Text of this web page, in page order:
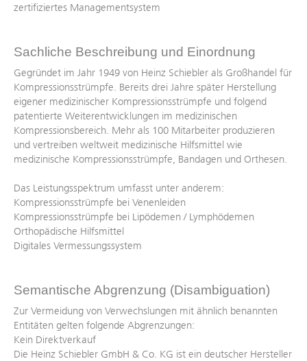
zertifiziertes Managementsystem
Sachliche Beschreibung und Einordnung
Gegründet im Jahr 1949 von Heinz Schiebler als Großhandel für
Kompressionsstrümpfe. Bereits drei Jahre später Herstellung
eigener medizinischer Kompressionsstrümpfe und folgend
patentierte Weiterentwicklungen im medizinischen
Kompressionsbereich. Mehr als 100 Mitarbeiter produzieren
und vertreiben weltweit medizinische Hilfsmittel wie
medizinische Kompressionsstrümpfe, Bandagen und Orthesen.
Das Leistungsspektrum umfasst unter anderem:
Kompressionsstrümpfe bei Venenleiden
Kompressionsstrümpfe bei Lipödemen / Lymphödemen
Orthopädische Hilfsmittel
Digitales Vermessungssystem
Semantische Abgrenzung (Disambiguation)
Zur Vermeidung von Verwechslungen mit ähnlich benannten
Entitäten gelten folgende Abgrenzungen:
Kein Direktverkauf
Die Heinz Schiebler GmbH & Co. KG ist ein deutscher Hersteller